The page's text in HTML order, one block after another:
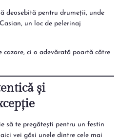
deosebită pentru drumeții, unde
un loc de pelerinaj
cazare, ci o adevărată poartă către
și
să te pregătești pentru un festin
vei găsi unele dintre cele mai